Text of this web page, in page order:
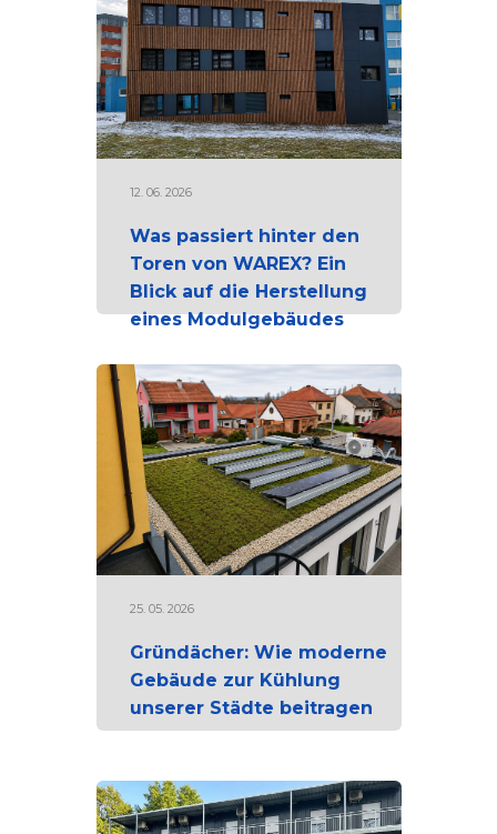
12. 06. 2026
Was passiert hinter den
Toren von WAREX? Ein
Blick auf die Herstellung
eines Modulgebäudes
25. 05. 2026
Gründächer: Wie moderne
Gebäude zur Kühlung
unserer Städte beitragen